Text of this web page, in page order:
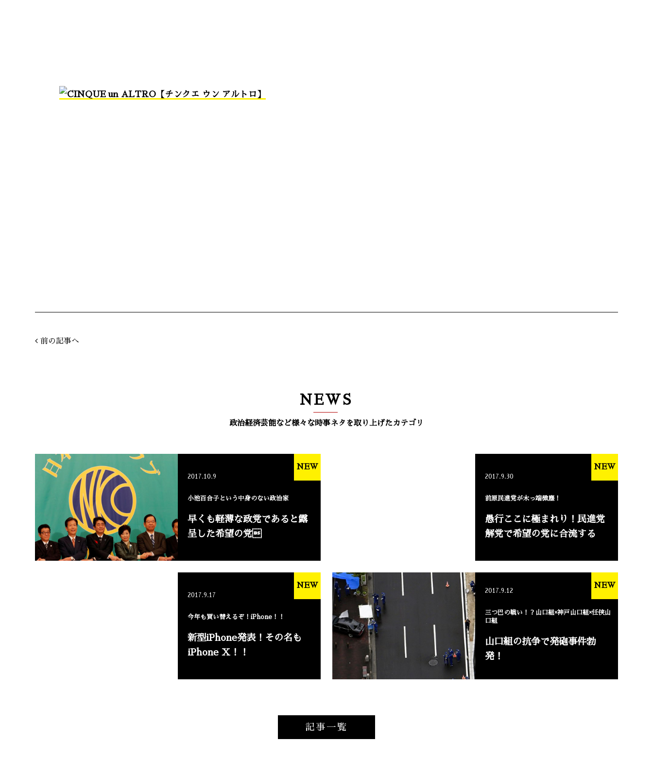
前の記事へ
NEWS
政治経済芸能など様々な時事ネタを取り上げたカテゴリ
2017.10.9
小池百合子という中身のない政治家
早くも軽薄な政党であると露
呈した希望の党
NEW
2017.9.30
前原民進党が木っ端微塵！
愚行ここに極まれり！民進党
解党で希望の党に合流する
NEW
2017.9.17
今年も買い替えるぞ！iPhone！！
新型iPhone発表！その名も
iPhone X！！
NEW
2017.9.12
三つ巴の戦い！？山口組×神戸山口組×任侠山
口組
山口組の抗争で発砲事件勃
発！
NEW
記事一覧